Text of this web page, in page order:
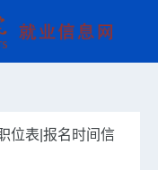
位表|报名时间信